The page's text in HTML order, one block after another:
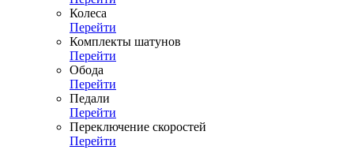
Колеса
Перейти
Комплекты шатунов
Перейти
Обода
Перейти
Педали
Перейти
Переключение скоростей
Перейти